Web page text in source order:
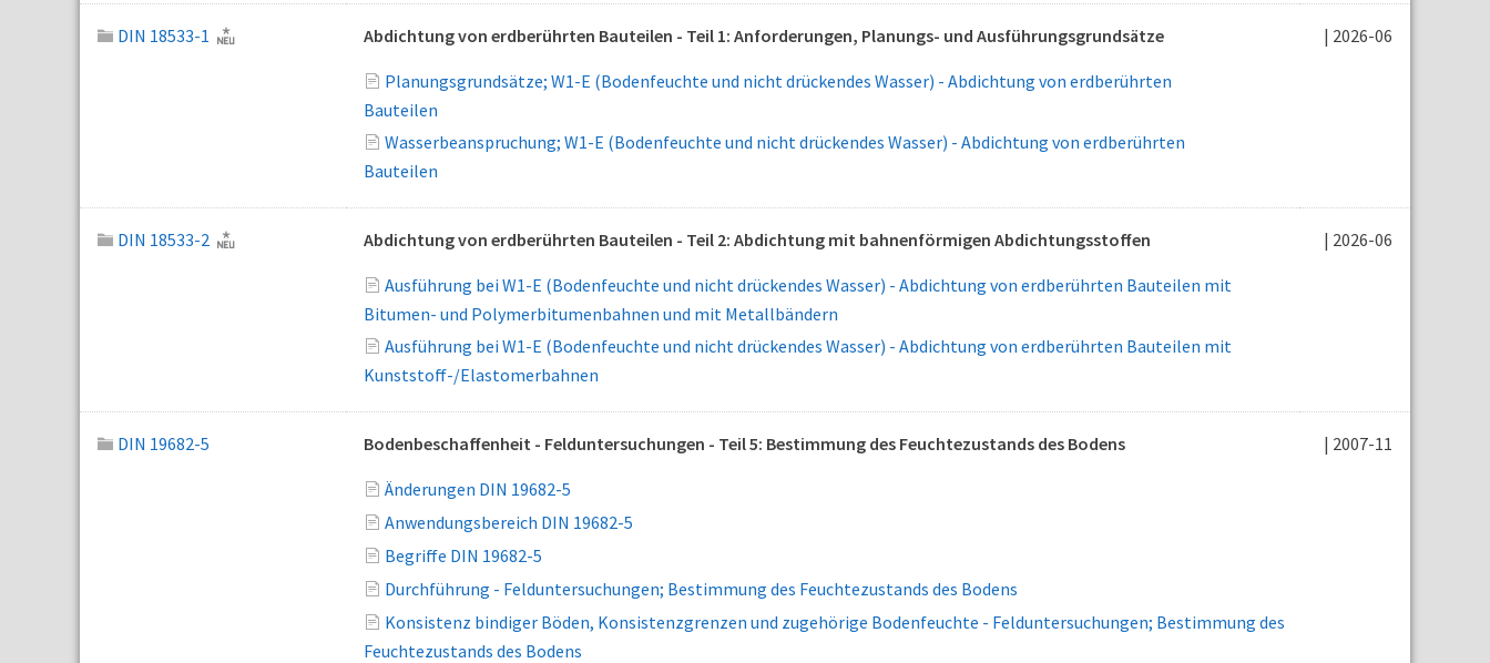
DIN 18533-1 Abdichtung von erdberührten Bauteilen - Teil 1: Anforderungen, Planungs- und Ausführungsgrundsätze | 2026-06
Planungsgrundsätze; W1-E (Bodenfeuchte und nicht drückendes Wasser) - Abdichtung von erdberührten
Bauteilen
Wasserbeanspruchung; W1-E (Bodenfeuchte und nicht drückendes Wasser) - Abdichtung von erdberührten
Bauteilen
DIN 18533-2 Abdichtung von erdberührten Bauteilen - Teil 2: Abdichtung mit bahnenförmigen Abdichtungsstoffen | 2026-06
Ausführung bei W1-E (Bodenfeuchte und nicht drückendes Wasser) - Abdichtung von erdberührten Bauteilen mit
Bitumen- und Polymerbitumenbahnen und mit Metallbändern
Ausführung bei W1-E (Bodenfeuchte und nicht drückendes Wasser) - Abdichtung von erdberührten Bauteilen mit
Kunststoff-/Elastomerbahnen
DIN 19682-5 Bodenbeschaffenheit - Felduntersuchungen - Teil 5: Bestimmung des Feuchtezustands des Bodens | 2007-11
Änderungen DIN 19682-5
Anwendungsbereich DIN 19682-5
Begriffe DIN 19682-5
Durchführung - Felduntersuchungen; Bestimmung des Feuchtezustands des Bodens
Konsistenz bindiger Böden, Konsistenzgrenzen und zugehörige Bodenfeuchte - Felduntersuchungen; Bestimmung des
Feuchtezustands des Bodens